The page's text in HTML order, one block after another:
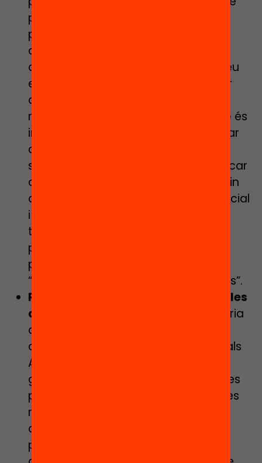
procurar que tot el que aprenguin
puguin fer-ho servir el dia de demà i
que tinguin molts somnis i ganes
d’aprendre”, explica la docent. Pel seu
equip, el tancament ha estat útil per
adonar-se que les classes molt
magistrals no tenen tant sentit i que és
important que els nens puguin provar
coses i equivocar-se. Així mateix, no
s’ha d’oblidar que l’escola ha d’inculcar
als nens que puguin ser el que vulguin
quan creixin, vinguin de la realitat social
i familiar de la que vinguin. A més,
també s’hauria d’insistir en que els
petits aprenguin a valorar les coses
petites de la vida i, com diu la Núria,
“sobretot, que siguin bones persones”.
Reforçar, d’una vegada per totes, les
activitats fora-escola
. El 20/21 hauria
de ser el curs 360º. La directora
d’aquest centre segregat demana als
Ajuntaments que facin esforços per
garantir que hi hagi activitats obertes
per tots els nens: “Els nostres alumnes
no van a extraescolars de música o
anglès, s’hauria de treballar perquè
puguin participar d’aquestes